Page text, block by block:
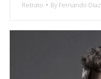
Retrato By Fernando Diaz